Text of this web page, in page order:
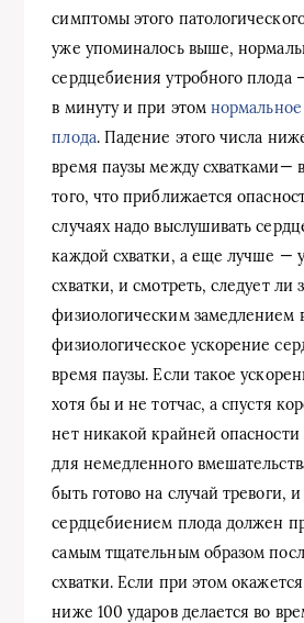
симптомы этого
уже упоминалось выше,
сердцебиения утробного плода
в минуту и при этом
плода. Падение этого числа
время паузы между схватками—
того, что приближается
случаях надо выслушивать
каждой схватки, а еще лучше —
схватки, и смотреть, следует ли
физиологическим замедлением
физиологическое ускорение
время паузы. Если такое
хотя бы и не тотчас, а спустя
нет никакой крайней
для немедленного
быть готово на случай тревоги,
сердцебиением плода должен
самым тщательным образом
схватки. Если при этом
ниже 100 ударов делается во